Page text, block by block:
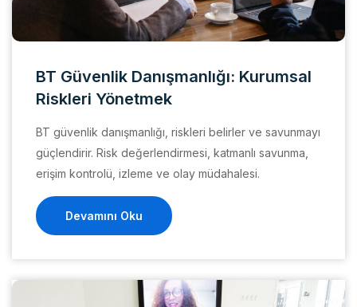
BT Güvenlik Danışmanlığı: Kurumsal
Riskleri Yönetmek
BT güvenlik danışmanlığı, riskleri belirler ve savunmayı
güçlendirir. Risk değerlendirmesi, katmanlı savunma,
erişim kontrolü, izleme ve olay müdahalesi.
Devamını Oku